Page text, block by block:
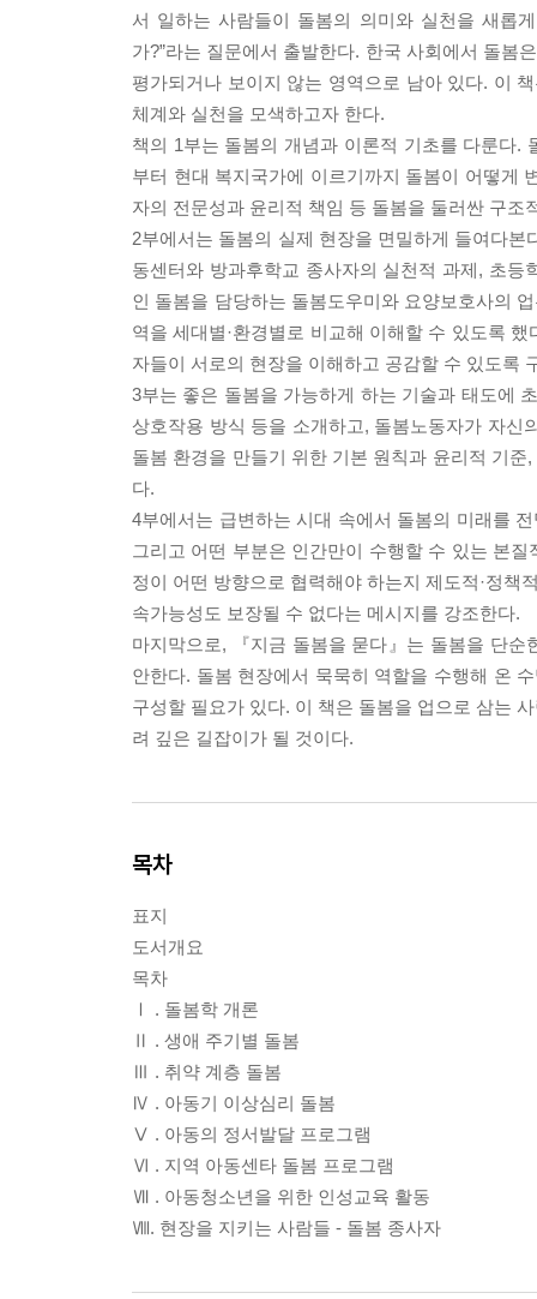
서 일하는 사람들이 돌봄의 의미와 실천을 새롭
가?”라는 질문에서 출발한다. 한국 사회에서 돌봄
평가되거나 보이지 않는 영역으로 남아 있다. 이
체계와 실천을 모색하고자 한다.
책의 1부는 돌봄의 개념과 이론적 기초를 다룬다.
부터 현대 복지국가에 이르기까지 돌봄이 어떻게
자의 전문성과 윤리적 책임 등 돌봄을 둘러싼 구조
2부에서는 돌봄의 실제 현장을 면밀하게 들여다
동센터와 방과후학교 종사자의 실천적 과제, 초
인 돌봄을 담당하는 돌봄도우미와 요양보호사의
역을 세대별·환경별로 비교해 이해할 수 있도록
자들이 서로의 현장을 이해하고 공감할 수 있도록
3부는 좋은 돌봄을 가능하게 하는 기술과 태도에
상호작용 방식 등을 소개하고, 돌봄노동자가 자
돌봄 환경을 만들기 위한 기본 원칙과 윤리적 기
다.
4부에서는 급변하는 시대 속에서 돌봄의 미래를
그리고 어떤 부분은 인간만이 수행할 수 있는 본
정이 어떤 방향으로 협력해야 하는지 제도적·정
속가능성도 보장될 수 없다는 메시지를 강조한다.
마지막으로, 『지금 돌봄을 묻다』는 돌봄을 단순
안한다. 돌봄 현장에서 묵묵히 역할을 수행해 온
구성할 필요가 있다. 이 책은 돌봄을 업으로 삼는
려 깊은 길잡이가 될 것이다.
목차
표지
도서개요
목차
Ⅰ . 돌봄학 개론
Ⅱ . 생애 주기별 돌봄
Ⅲ . 취약 계층 돌봄
Ⅳ . 아동기 이상심리 돌봄
Ⅴ . 아동의 정서발달 프로그램
Ⅵ . 지역 아동센타 돌봄 프로그램
Ⅶ . 아동청소년을 위한 인성교육 활동
Ⅷ. 현장을 지키는 사람들 - 돌봄 종사자